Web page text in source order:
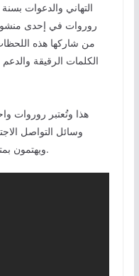
التهاني والدعوات
روروات في إحدى
من شاركها هذه
هذا وتُعتبر روروات
وسائل التواصل
ويهتمون بمتابعة حياتها اليومية وأنشطتها المتنوعة.